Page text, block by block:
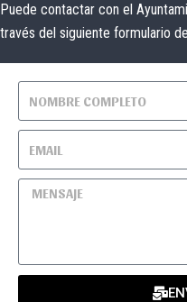
Puede contactar con el
través del siguiente formulario